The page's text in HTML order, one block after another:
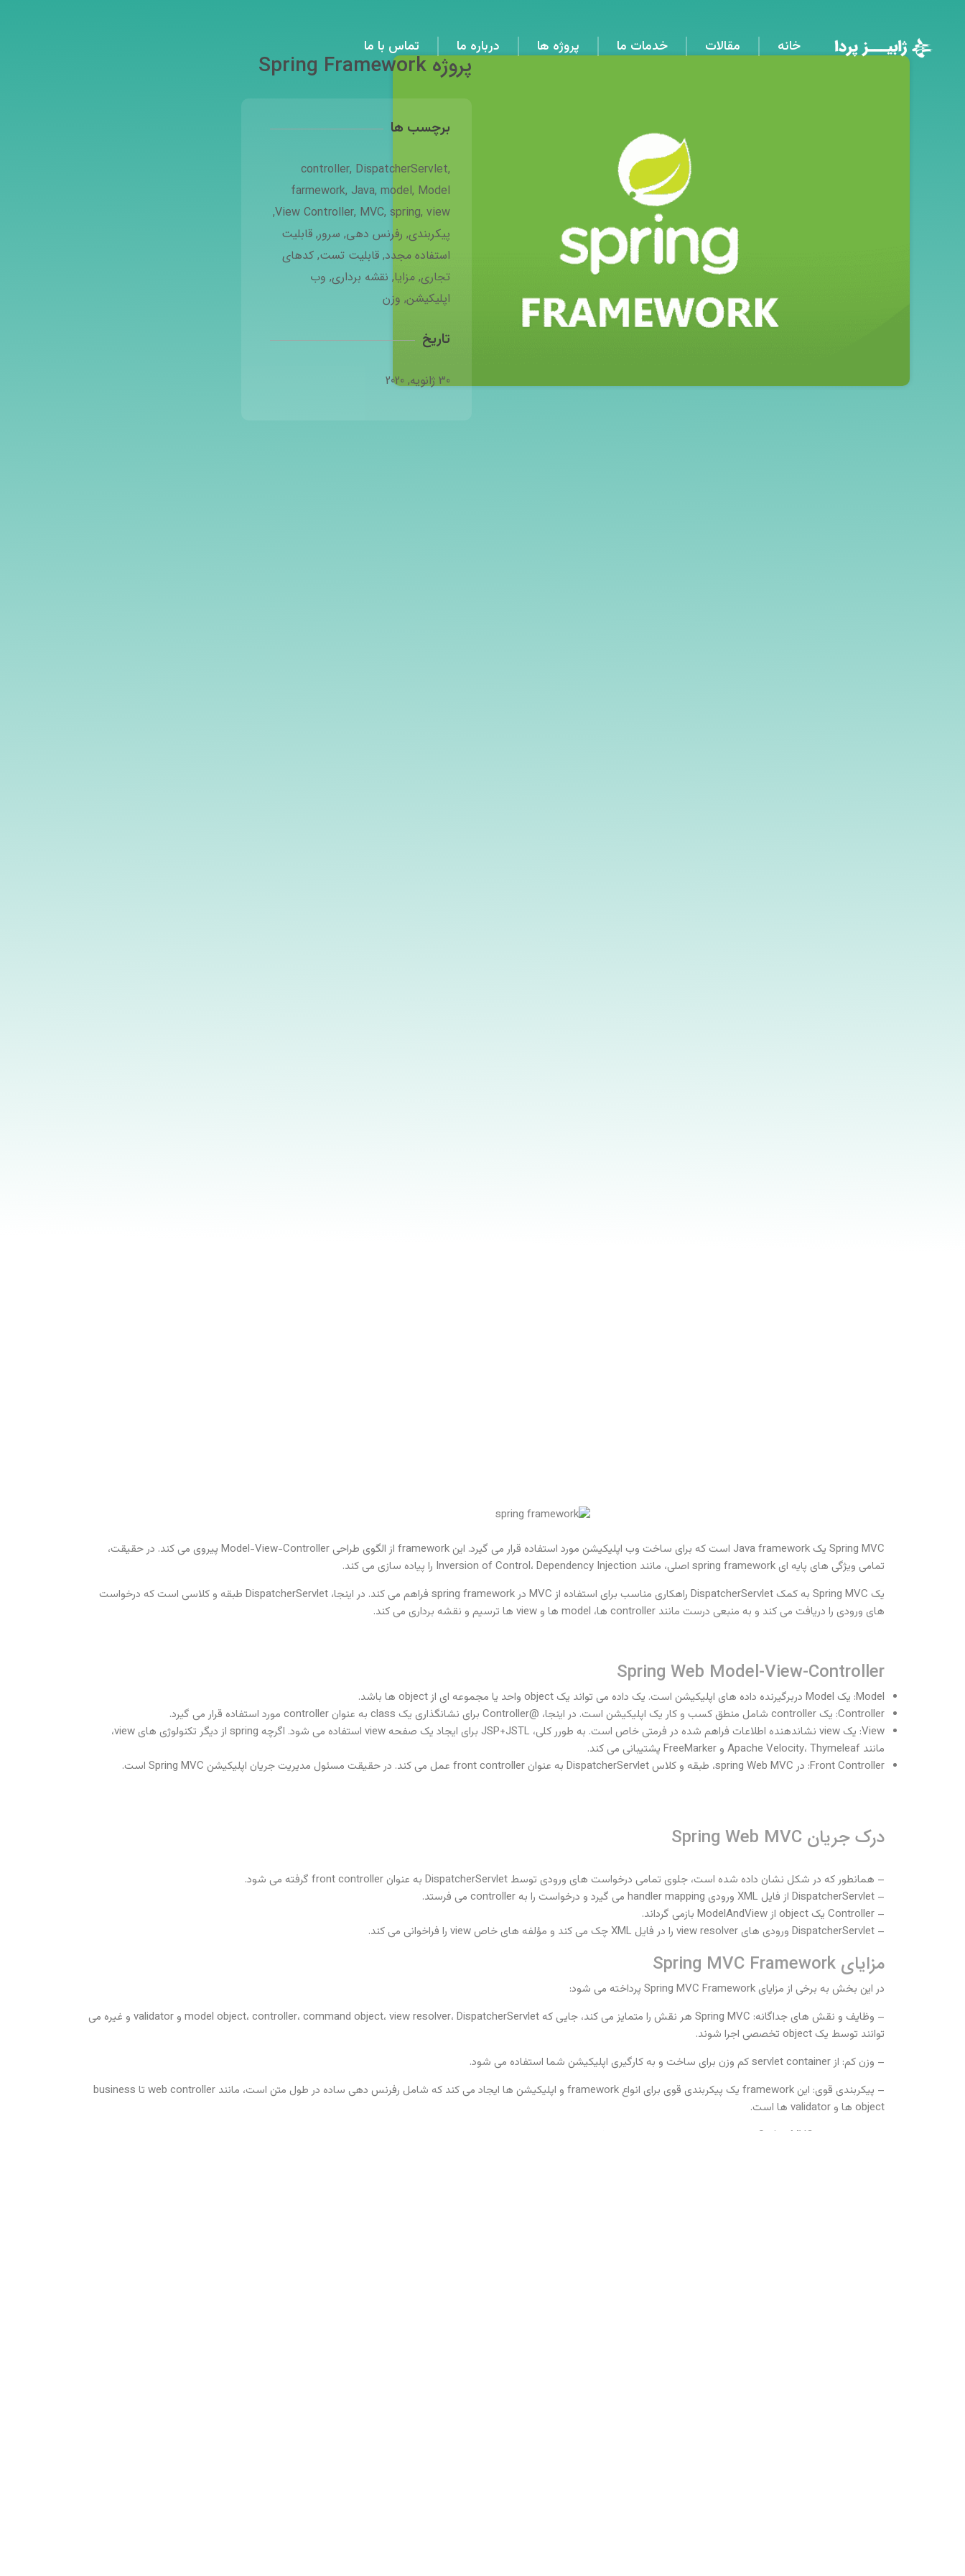
خانه مقالات خدمات ما پروژه ها درباره ما تماس با ما
پروژه Spring Framework
برچسب ها
controller, DispatcherServlet,
farmework, Java,model, Model
View Controller, MVC,spring,view
,
پیکربندی, رفرنس دهی, سرور, قابلیت
استفاده مجدد, قابلیت تست, کدهای
تجاری, مزایا, نقشه برداری, وب
اپلیکیشن, وزن
تاریخ
30 ژانویه, 2020
Spring MVC یک Java framework است که برای ساخت وب اپلیکیشن مورد استفاده قرار می گیرد. این framework از الگوی طراحی Model-View-Controller پیروی می کند. در حقیقت،
تمامی ویژگی های پایه ای spring framework اصلی، مانند Inversion of Control، Dependency Injection را پیاده سازی می کند.
یک Spring MVC به کمک DispatcherServlet راهکاری مناسب برای استفاده از MVC در spring framework فراهم می کند. در اینجا، DispatcherServlet طبقه و کلاسی است که درخواست
های ورودی را دریافت می کند و به منبعی درست مانند controller ها، model ها و view ها ترسیم و نقشه برداری می کند.
Spring Web Model-View-Controller
Model: یک Model دربرگیرنده داده های اپلیکیشن است. یک داده می تواند یک object واحد یا مجموعه ای از object ها باشد.
Controller: یک controller شامل منطق کسب و کار یک اپلیکیشن است. در اینجا، @Controller برای نشانگذاری یک class به عنوان controller مورد استفاده قرار می گیرد.
View: یک view نشاندهنده اطلاعات فراهم شده در فرمتی خاص است. به طورر کلی، JSP+JSTL برای ایجاد یک صفحه view استفاده می شود. اگرچه spring از دیگر تکنولوژی های view،
مانند Apache Velocity، Thymeleaf و FreeMarker پشتیبانی می کند.
Front Controller: در spring Web MVC، طبقه و کلاس DispatcherServlet به عنوان front controller عمل می کند. در حقیقت مسئول مدیریت جریان اپلیکیشن Spring MVC است.
درک جریان Spring Web MVC
– همانطور که در شکل نشان داده شده است، جلوی تمامی درخواست های ورودی توسط DispatcherServlet به عنوان front controller گرفته می شود.
– DispatcherServlet از فایل XML ورودی handler mapping می گیرد و درخواست را به controller می فرستد.
– Controller یک object از ModelAndView بازمی گرداند.
– DispatcherServlet ورودی های view resolver را در فایل XML چک می کند و مؤلفه های خاص view را فراخوانی می کند.
مزایای Spring MVC Framework
در این بخش به برخی از مزایای Spring MVC Framework پرداخته می شود:
– وظایف و نقش های جداگانه: Spring MVC هر نقش را متمایز می کند، جایی که model object، controller، command object، view resolver، DispatcherServlet و validator و غیره می
توانند توسط یک object تخصصی اجرا شوند.
– وزن کم: از servlet container کم وزن برای ساخت و به کارگیری اپلیکیشن شما استفاده می شود.
– پیکربندی قوی: این framework یک پیکربندی قوی برای انواع framework و اپلیکیشن ها ایجاد می کند که شامل رفرنس دهی ساده در طول متن است، مانند web controller تا business
object ها و validator ها است.